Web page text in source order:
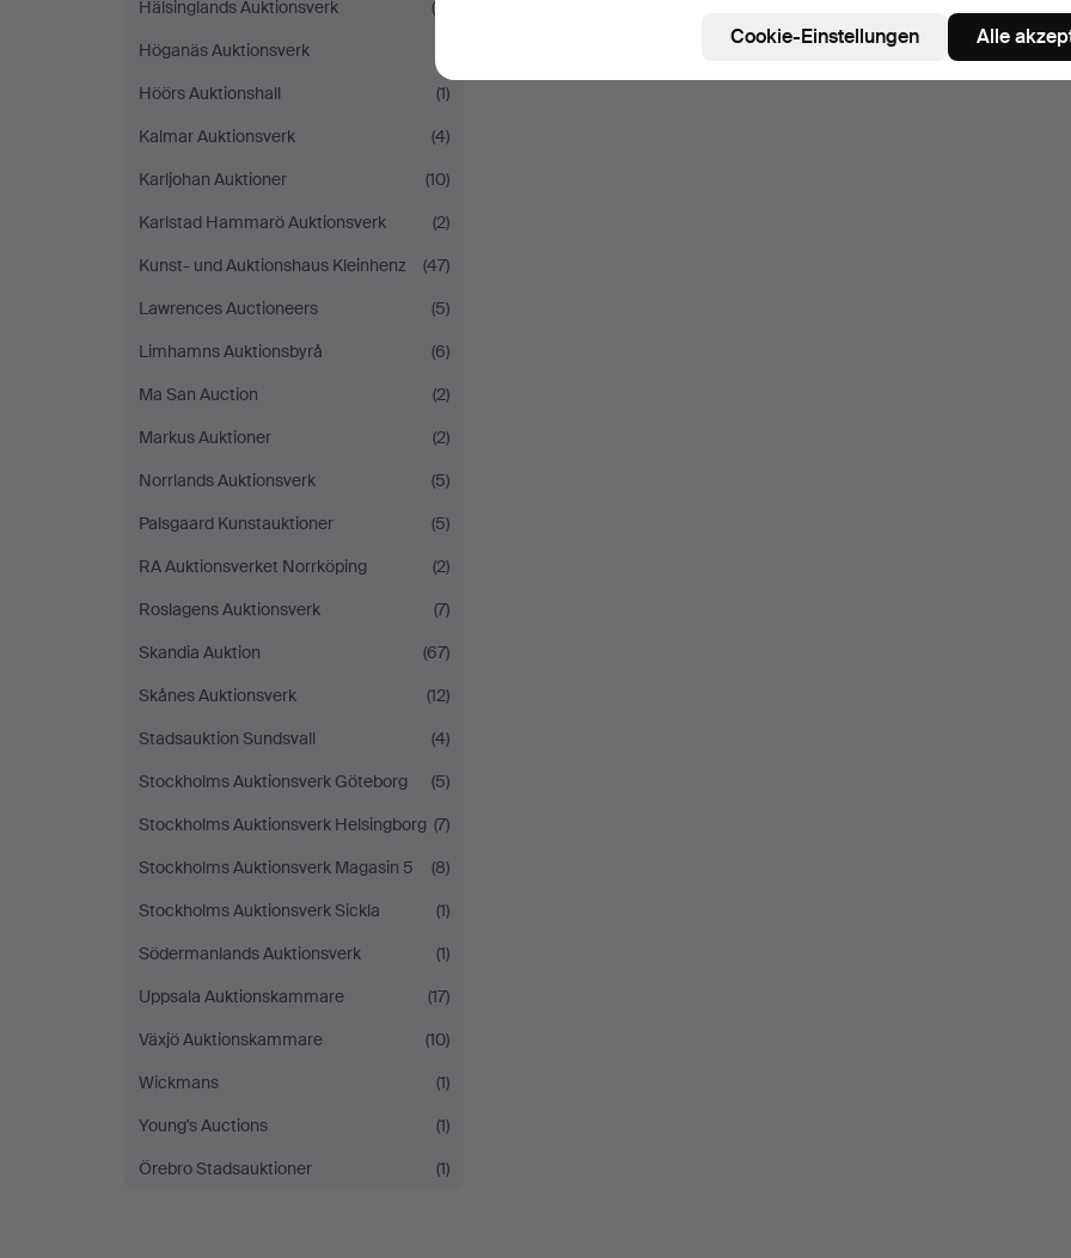
Hälsinglands Auktionsverk
(6)
Höganäs Auktionsverk
Höörs Auktionshall
(1)
Kalmar Auktionsverk
(4)
Karljohan Auktioner
(10)
Karlstad Hammarö Auktionsverk
(2)
Kunst- und Auktionshaus Kleinhenz
(47)
Lawrences Auctioneers
(5)
Limhamns Auktionsbyrå
(6)
Ma San Auction
(2)
Markus Auktioner
(2)
Norrlands Auktionsverk
(5)
Palsgaard Kunstauktioner
(5)
RA Auktionsverket Norrköping
(2)
Roslagens Auktionsverk
(7)
Skandia Auktion
(67)
Skånes Auktionsverk
(12)
Stadsauktion Sundsvall
(4)
Stockholms Auktionsverk Göteborg
(5)
Stockholms Auktionsverk Helsingborg (7)
Stockholms Auktionsverk Magasin 5
(8)
Stockholms Auktionsverk Sickla
(1)
Södermanlands Auktionsverk
(1)
Uppsala Auktionskammare
(17)
Växjö Auktionskammare
(10)
Wickmans
(1)
Young's Auctions
(1)
Örebro Stadsauktioner
(1)
Cookie-Einstellungen Alle